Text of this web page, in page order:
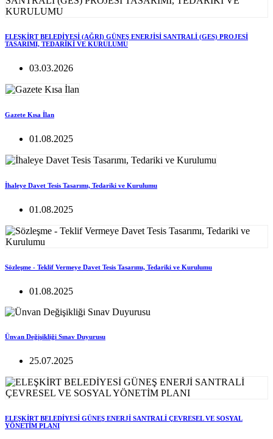
ELEŞKİRT BELEDİYESİ (AĞRI) GÜNEŞ ENERJİSİ SANTRALİ (GES) PROJESİ
TASARIMI, TEDARİKİ VE KURULUMU
03.03.2026
Gazete Kısa İlan
01.08.2025
İhaleye Davet Tesis Tasarımı, Tedariki ve Kurulumu
01.08.2025
Sözleşme - Teklif Vermeye Davet Tesis Tasarımı, Tedariki ve Kurulumu
01.08.2025
Ünvan Değişikliği Sınav Duyurusu
25.07.2025
ELEŞKİRT BELEDİYESİ GÜNEŞ ENERJİ SANTRALİ ÇEVRESEL VE SOSYAL
YÖNETİM PLANI